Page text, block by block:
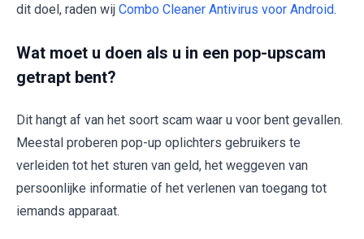
dit doel, raden wij Combo Cleaner Antivirus voor Android.
Wat moet u doen als u in een pop-upscam
getrapt bent?
Dit hangt af van het soort scam waar u voor bent gevallen.
Meestal proberen pop-up oplichters gebruikers te
verleiden tot het sturen van geld, het weggeven van
persoonlijke informatie of het verlenen van toegang tot
iemands apparaat.